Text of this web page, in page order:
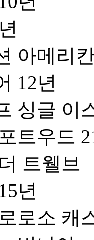
아메리
12년
싱글 이
트우드
트웰브
년
로소 캐